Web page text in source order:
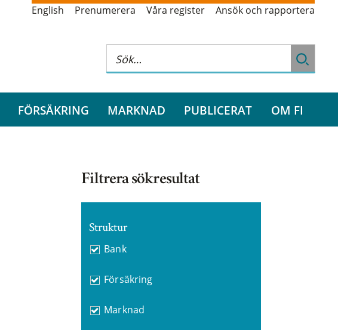
English Prenumerera Våra register Ansök och rapportera
FÖRSÄKRING MARKNAD PUBLICERAT OM FI
Filtrera sökresultat
Struktur
Bank
Försäkring
Marknad